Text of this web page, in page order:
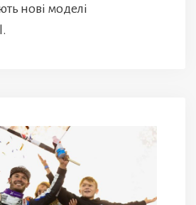
нові моделі